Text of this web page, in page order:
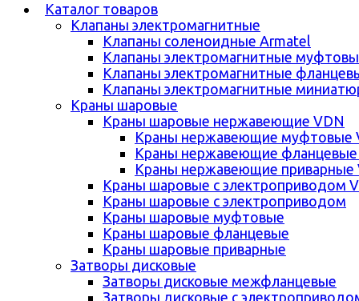
Каталог товаров
Клапаны электромагнитные
Клапаны соленоидные Armatel
Клапаны электромагнитные
Клапаны электромагнитные
Клапаны электромагнитные
Краны шаровые
Краны шаровые нержавеющие VDN
Краны нержавеющие муфтовые
Краны нержавеющие фланцевые
Краны нержавеющие приварные
Краны шаровые с электроприводом
Краны шаровые с электроприводом
Краны шаровые муфтовые
Краны шаровые фланцевые
Краны шаровые приварные
Затворы дисковые
Затворы дисковые межфланцевые
Затворы дисковые с